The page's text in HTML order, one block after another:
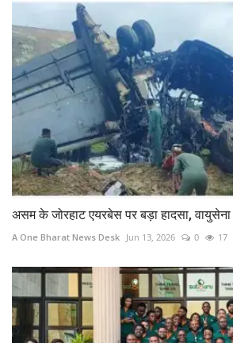
असम के जोरहाट एयरबेस पर बड़ा हादसा,
A One Bharat News Desk Jun 13, 2026 0 17